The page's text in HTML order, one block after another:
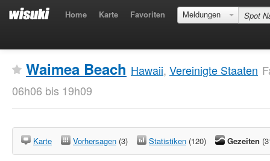
Home Karte Favoriten Meldungen
Waimea Beach Hawaii, Vereinigte Staaten
06h06 bis 19h09
Karte Vorhersagen (3) Statistiken (120) Gezeiten